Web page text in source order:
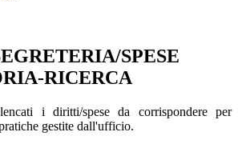
SPESE
RICERCA
i diritti/spese da corrispondere per
gestite dall'ufficio.